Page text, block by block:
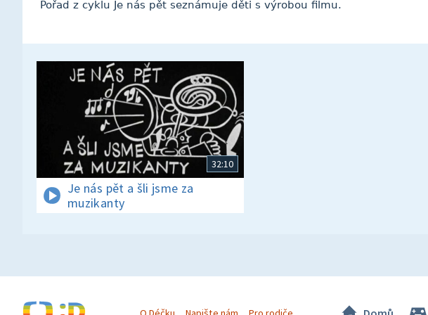
Pořad z cyklu Je nás pět seznámuje děti s výrobou filmu.
32:10
Je nás pět a šli jsme za
muzikanty